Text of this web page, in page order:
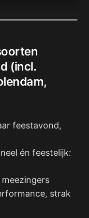
(incl.
feestavond,
én feestelijk:
strak